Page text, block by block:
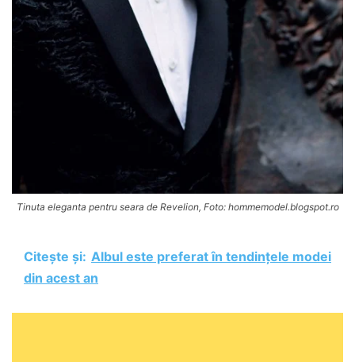
Tinuta eleganta pentru seara de Revelion, Foto: hommemodel.blogspot.ro
Citește și: Albul este preferat în tendințele modei
din acest an